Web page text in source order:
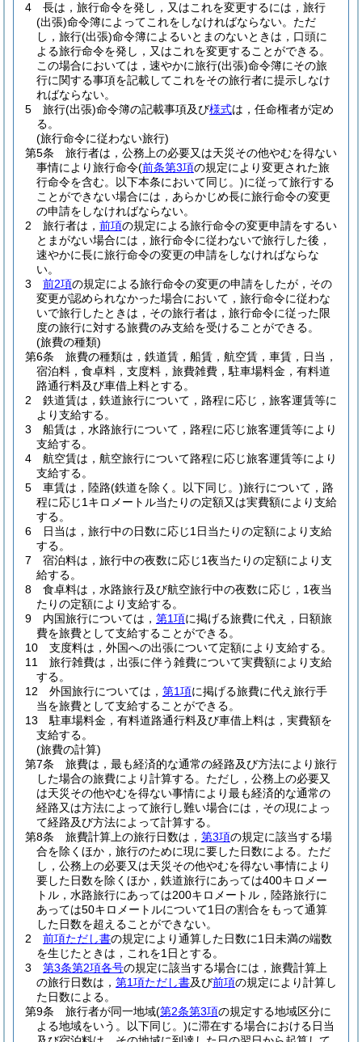
4
長は，旅行命令を発し，又はこれを変更するには，旅行
(出張)命令簿によってこれをしなければならない。 ただ
し，旅行(出張)命令簿によるいとまのないときは，口頭に
よる旅行命令を発し，又はこれを変更することができる。
この場合においては，速やかに旅行(出張)命令簿にその旅
行に関する事項を記載してこれをその旅行者に提示しなけ
ればならない。
5
旅行(出張)命令簿の記載事項及び様式は，任命権者が定め
る。
(旅行命令に従わない旅行)
第5条
旅行者は，公務上の必要又は天災その他やむを得ない
事情により旅行命令(前条第3項の規定により変更された旅
行命令を含む。以下本条において同じ。)に従って旅行する
ことができない場合には，あらかじめ長に旅行命令の変更
の申請をしなければならない。
2
旅行者は， 前項の規定による旅行命令の変更申請をするい
とまがない場合には，旅行命令に従わないで旅行した後，
速やかに長に旅行命令の変更の申請をしなければならな
い。
3
前2項の規定による旅行命令の変更の申請をしたが，その
変更が認められなかった場合において，旅行命令に従わな
いで旅行したときは，その旅行者は，旅行命令に従った限
度の旅行に対する旅費のみ支給を受けることができる。
(旅費の種類)
第6条
旅費の種類は，鉄道賃，船賃，航空賃，車賃，日当，
宿泊料，食卓料，支度料，旅費雑費，駐車場料金，有料道
路通行料及び車借上料とする。
2
鉄道賃は，鉄道旅行について，路程に応じ，旅客運賃等に
より支給する。
3
船賃は，水路旅行について，路程に応じ旅客運賃等により
支給する。
4
航空賃は，航空旅行について路程に応じ旅客運賃等により
支給する。
5
車賃は，陸路(鉄道を除く。以下同じ。)旅行について，路
程に応じ1キロメートル当たりの定額又は実費額により支給
する。
6
日当は，旅行中の日数に応じ1日当たりの定額により支給
する。
7
宿泊料は，旅行中の夜数に応じ1夜当たりの定額により支
給する。
8
食卓料は，水路旅行及び航空旅行中の夜数に応じ，1夜当
たりの定額により支給する。
9
内国旅行については， 第1項に掲げる旅費に代え，日額旅
費を旅費として支給することができる。
10
支度料は，外国への出張について定額により支給する。
11
旅行雑費は，出張に伴う雑費について実費額により支給
する。
12
外国旅行については， 第1項に掲げる旅費に代え旅行手
当を旅費として支給することができる。
13
駐車場料金，有料道路通行料及び車借上料は，実費額を
支給する。
(旅費の計算)
第7条
旅費は，最も経済的な通常の経路及び方法により旅行
した場合の旅費により計算する。 ただし，公務上の必要又
は天災その他やむを得ない事情により最も経済的な通常の
経路又は方法によって旅行し難い場合には，その現によっ
て経路及び方法によって計算する。
第8条
旅費計算上の旅行日数は， 第3項の規定に該当する場
合を除くほか，旅行のために現に要した日数による。 ただ
し，公務上の必要又は天災その他やむを得ない事情により
要した日数を除くほか，鉄道旅行にあっては400キロメー
トル，水路旅行にあっては200キロメートル，陸路旅行に
あっては50キロメートルについて1日の割合をもって通算
した日数を超えることができない。
2
前項ただし書の規定により通算した日数に1日未満の端数
を生じたときは，これを1日とする。
3
第3条第2項各号の規定に該当する場合には，旅費計算上
の旅行日数は， 第1項ただし書及び前項の規定により計算し
た日数による。
第9条
旅行者が同一地域(第2条第3項の規定する地域区分に
よる地域をいう。以下同じ。)に滞在する場合における日当